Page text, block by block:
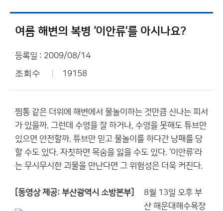
여름 해변의 복병 ‘이안류’를 아시나요?
등록일 : 2009/08/14
조회수 19158
찜통 같은 더위에 해변에서 물놀이하는 것만큼 신나는 피서
가 있을까. 그런데 수영을 잘 하거나, 수영을 못해도 튜브만
있으면 안전할까. 튜브만 믿고 물놀이를 하다간 낭패를 당
할 수도 있다. 자칫하면 목숨을 잃을 수도 있다. ‘이안류’라
는 무시무시한 괴물을 만난다면 그 위험성은 더욱 커진다.
[동영상 제공: 부산광역시 소방본부]
8월 13일 오후 부
산 해운대해수욕장